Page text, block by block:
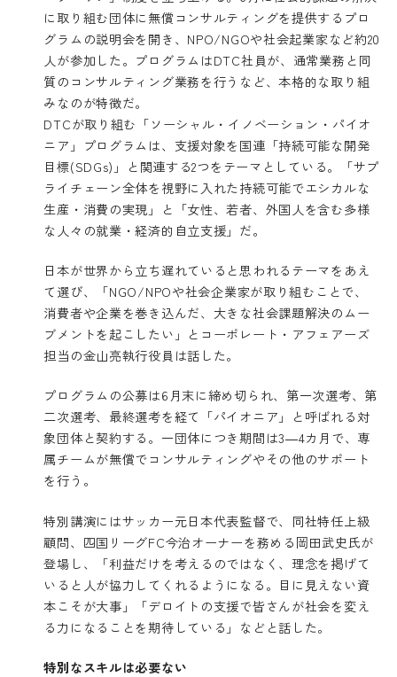
に取り組む団体に無償コンサルティングを提供するプロ
グラムの説明会を開き、NPO/NGOや社会起業家など約20
人が参加した。プログラムはDTC社員が、通常業務と同
質のコンサルティング業務を行うなど、本格的な取り組
みなのが特徴だ。
DTCが取り組む「ソーシャル・イノベーション・パイオ
ニア」プログラムは、支援対象を国連「持続可能な開発
目標(SDGs)」と関連する2つをテーマとしている。「サプ
ライチェーン全体を視野に入れた持続可能でエシカルな
生産・消費の実現」と「女性、若者、外国人を含む多様
な人々の就業・経済的自立支援」だ。
日本が世界から立ち遅れていると思われるテーマをあえ
て選び、「NGO/NPOや社会企業家が取り組むことで、
消費者や企業を巻き込んだ、大きな社会課題解決のムー
ブメントを起こしたい」とコーポレート・アフェアーズ
担当の金山亮執行役員は話した。
プログラムの公募は6月末に締め切られ、第一次選考、第
二次選考、最終選考を経て「パイオニア」と呼ばれる対
象団体と契約する。一団体につき期間は3―4カ月で、専
属チームが無償でコンサルティングやその他のサポート
を行う。
特別講演にはサッカー元日本代表監督で、同社特任上級
顧問、四国リーグFC今治オーナーを務める岡田武史氏が
登場し、「利益だけを考えるのではなく、理念を掲げて
いると人が協力してくれるようになる。目に見えない資
本こそが大事」「デロイトの支援で皆さんが社会を変え
る力になることを期待している」などと話した。
特別なスキルは必要ない